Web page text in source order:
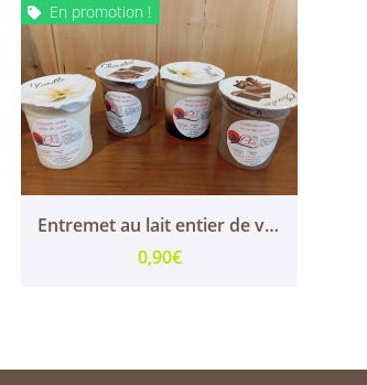
 En promotion !
Entremet au lait entier de vache
0,90€